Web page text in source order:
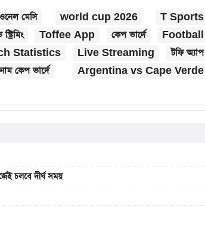
মেসি world cup 2026
T Sports
Toffee App কেপ ভার্দে
Football
Statistics Live Streaming
টফি অ্যাপ
কেপ ভার্দে
Argentina vs Cape Verde
চলবে দীর্ঘ সময়